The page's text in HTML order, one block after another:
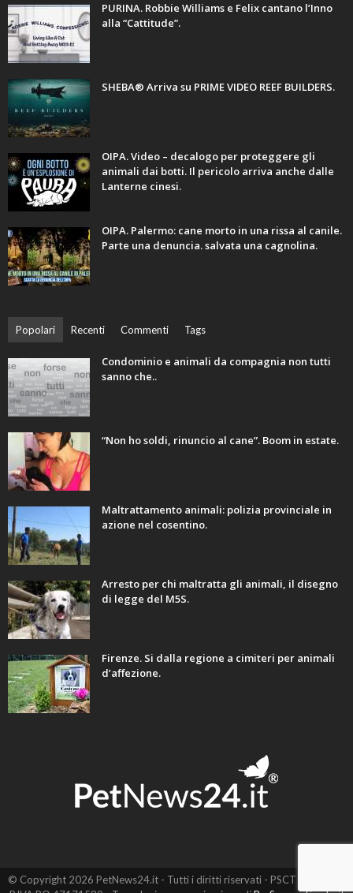
PURINA. Robbie Williams e Felix cantano l’Inno
alla “Cattitude”.
SHEBA® Arriva su PRIME VIDEO REEF BUILDERS.
OIPA. Video – decalogo per proteggere gli
animali dai botti. Il pericolo arriva anche dalle
Lanterne cinesi.
OIPA. Palermo: cane morto in una rissa al canile.
Parte una denuncia. salvata una cagnolina.
Popolari Recenti Commenti Tags
Condominio e animali da compagnia non tutti
sanno che..
“Non ho soldi, rinuncio al cane”. Boom in estate.
Maltrattamento animali: polizia provinciale in
azione nel cosentino.
Arresto per chi maltratta gli animali, il disegno
di legge del M5S.
Firenze. Si dalla regione a cimiteri per animali
d’affezione.
© Copyright 2026 PetNews24.it - Tutti i diritti riservati - PSCT EVO SRL -